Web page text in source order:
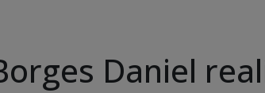
Daniel